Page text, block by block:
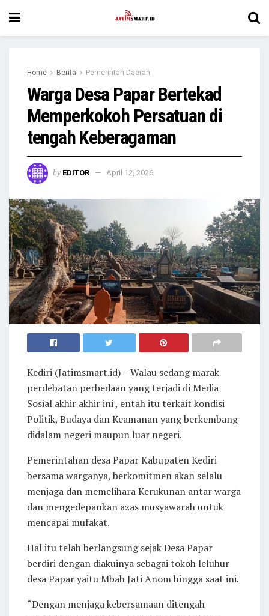
Home Berita Pemerintah Daerah
Warga Desa Papar Bertekad
Memperkokoh Persatuan di
tengah Keberagaman
by EDITOR April 12, 2026
Kediri (Jatimsmart.id) – Walau sedang marak
perdebatan perbedaan yang terjadi di Media
Sosial akhir akhir ini , entah itu terkait kondisi
Politik, Budaya dan Keamanan yang berkembang
didalam negeri maupun luar negeri.
Pemerintahan desa Papar Kabupaten Kediri
bersama warganya, berkomitmen akan selalu
menjaga dan memelihara Kerukunan antar warga
dan mengedepankan azas musyawarah untuk
mencapai mufakat.
Hal itu telah berlangsung sejak Desa Papar
berdiri dengan diakuinya sebagai tokoh leluhur
desa Papar yaitu Mbah Jati Anom hingga saat ini.
“Dengan menjaga kebersamaan ditengah